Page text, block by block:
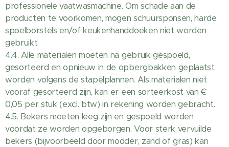
professionele vaatwasmachine. Om schade aan de
producten te voorkomen, mogen schuursponsen, harde
spoelborstels en/of keukenhanddoeken niet worden
gebruikt.
4.4. Alle materialen moeten na gebruik gespoeld,
gesorteerd en opnieuw in de opbergbakken geplaatst
worden volgens de stapelplannen. Als materialen niet
vooraf gesorteerd zijn, kan er een sorteerkost van €
0,05 per stuk (excl. btw) in rekening worden gebracht.
4.5. Bekers moeten leeg zijn en gespoeld worden
voordat ze worden opgeborgen. Voor sterk vervuilde
bekers (bijvoorbeeld door modder, zand of gras) kan